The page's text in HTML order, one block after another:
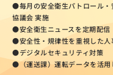
●毎月の安全衛生パトロール・
協議会 実施
●安全衛生ニュースを定期配信
●安全性・規律性を重視した人
●デジタルセキュリティ対策
●（運送課）運転データを活用